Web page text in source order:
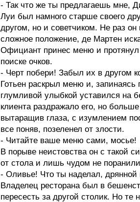
- Так что же ты предлагаешь мне,
Луи был намного старше своего
другом, но и советчиком. Не раз
сложное положение, де Мартен
Официант принес меню и
поиске очков.
- Черт побери! Забыл их в другом
Готьен раскрыл меню и, запинаясь
глумливой улыбкой уставился на
клиента раздражало его, но
вытаращив глаза, с изумлением
все поняв, позеленел от злости.
- Читайте ваше меню сами, мосье!
В порыве неистовства он с такой
от стола и лишь чудом не
- Оливье! Что ты наделал, дрянной
Владелец ресторана был в
пересесть за другой столик. Но